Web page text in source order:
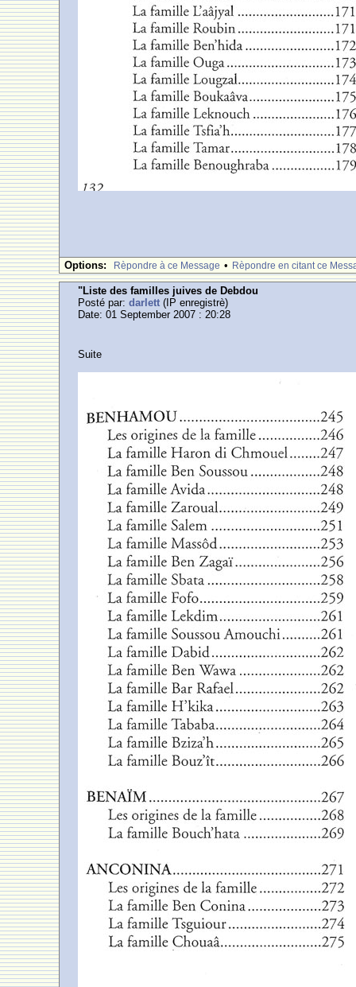
Options: Rèpondre à ce Message • Rèpondre en citant ce
"Liste des familles juives de Debdou
Posté par:darlett (IP enregistrè)
Date: 01 September 2007 : 20:28
Suite